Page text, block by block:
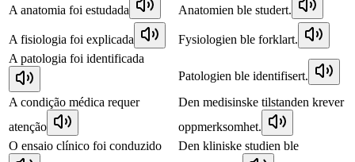
A anatomia foi estudada Anatomien ble studert.
A fisiologia foi explicada
Fysiologien ble forklart.
A patologia foi identificada
Patologien ble identifisert.
A condição médica requer
atenção
Den medisinske tilstanden krever
oppmerksomhet.
O ensaio clínico foi conduzido
Den kliniske studien ble